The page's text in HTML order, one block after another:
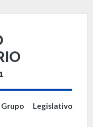
Legislativo